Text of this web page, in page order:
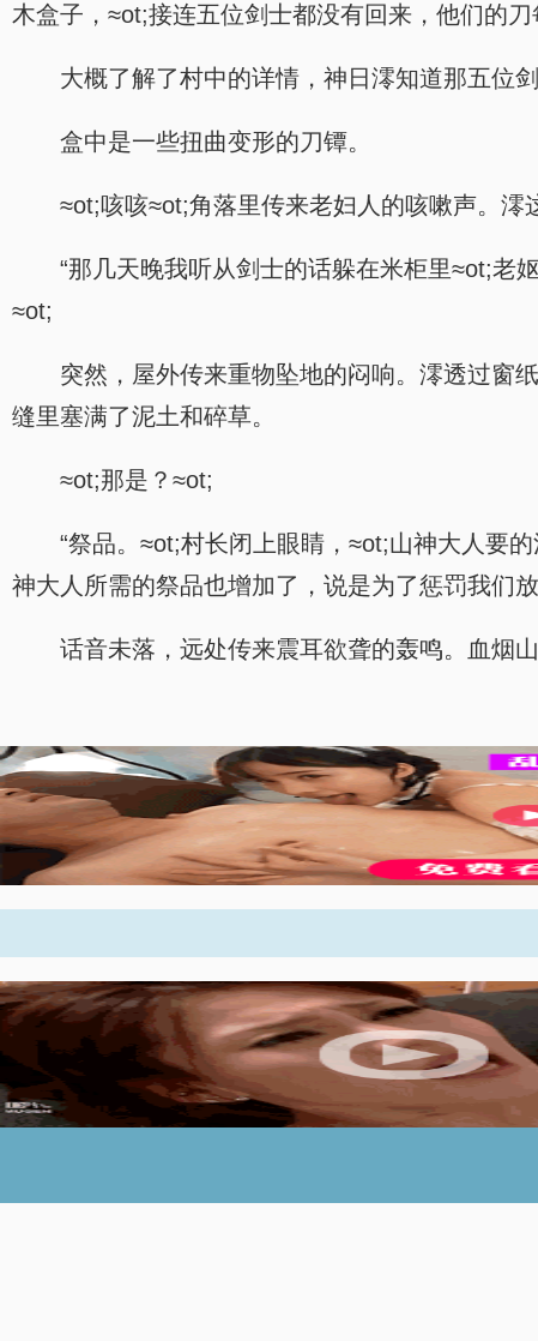
木盒子，≈ot;接连五位剑士都没有回来，他们的
大概了解了村中的详情，神日澪知道那五位
盒中是一些扭曲变形的刀镡。
≈ot;咳咳≈ot;角落里传来老妇人的咳嗽声。澪
“那几天晚我听从剑士的话躲在米柜里≈ot;老
≈ot;
突然，屋外传来重物坠地的闷响。澪透过窗
缝里塞满了泥土和碎草。
≈ot;那是？≈ot;
“祭品。≈ot;村长闭上眼睛，≈ot;山神大人要
神大人所需的祭品也增加了，说是为了惩罚我们
话音未落，远处传来震耳欲聋的轰鸣。血烟